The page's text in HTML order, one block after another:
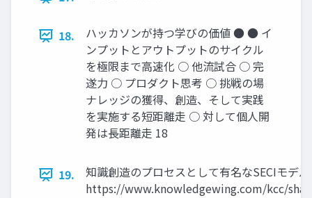
18.
ハッカソンが持つ学びの価値 ● ● イ
ンプットとアウトプットのサイクル
を極限まで⾼速化 ○ 他流試合 ○ 完
遂⼒ ○ プロダクト思考 ○ 挑戦の場
ナレッジの獲得、創造、そして実践
を実施する短距離⾛ ○ 対して個⼈開
発は⻑距離⾛ 18
19.
知識創造のプロセスとして有名なSECIモデル
https://www.knowledgewing.com/kcc/